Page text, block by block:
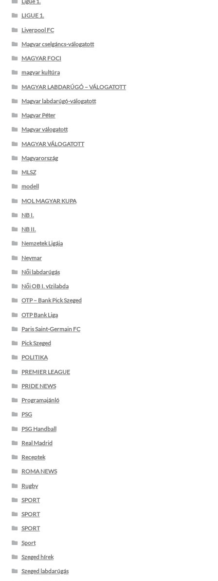
LIGUE 1.
Liverpool FC
Magyar cselgáncs-válogatott
MAGYAR FOCI
magyar kultúra
MAGYAR LABDARÚGÓ – VÁLOGATOTT
Magyar labdarúgó-válogatott
Magyar Péter
Magyar válogatott
MAGYAR VÁLOGATOTT
Magyarország
MLSZ
modell
MOL MAGYAR KUPA
NB I.
NB II.
Nemzetek Ligája
Neymar
Női labdarúgás
Női OB I. vízilabda
OTP – Bank Pick Szeged
OTP Bank Liga
Paris Saint-Germain FC
Pick Szeged
POLITIKA
PREMIER LEAGUE
PRIDE NEWS
Programajánló
PSG
PSG Handball
Real Madrid
Receptek
ROMA NEWS
Rugby
SPORT
SPORT
SPORT
Sport
Szeged hírek
Szeged labdarúgás